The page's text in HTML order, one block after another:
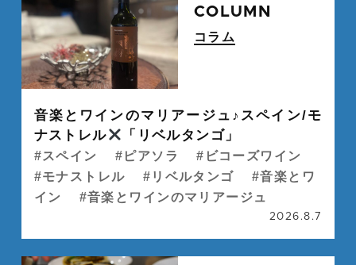
COLUMN
コラム
音楽とワインのマリアージュ♪スペイン/モ
ナストレル
「リベルタンゴ」
スペイン ピアソラ
ビコーズワイン
モナストレル
リベルタンゴ
音楽とワ
イン
音楽とワインのマリアージュ
2026.8.7